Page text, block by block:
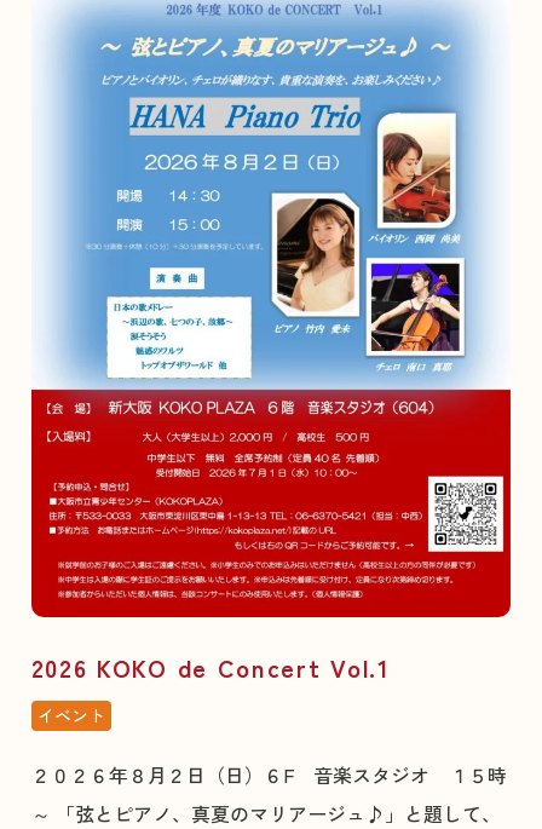
2026 KOKO de Concert Vol.1
イベント
２０２６年８月２日（日）６F 音楽スタジオ １５時
～ 「弦とピアノ、真夏のマリアージュ♪」と題して、